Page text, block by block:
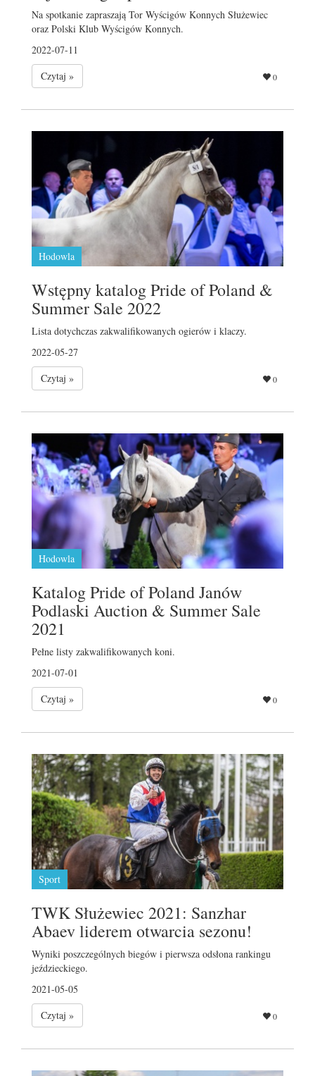
Na spotkanie zapraszają Tor Wyścigów Konnych Służewiec
oraz Polski Klub Wyścigów Konnych.
2022-07-11
Czytaj »
0
Hodowla
Wstępny katalog Pride of Poland &
Summer Sale 2022
Lista dotychczas zakwalifikowanych ogierów i klaczy.
2022-05-27
Czytaj »
0
Hodowla
Katalog Pride of Poland Janów
Podlaski Auction & Summer Sale
2021
Pełne listy zakwalifikowanych koni.
2021-07-01
Czytaj »
0
Sport
TWK Służewiec 2021: Sanzhar
Abaev liderem otwarcia sezonu!
Wyniki poszczególnych biegów i pierwsza odsłona rankingu
jeździeckiego.
2021-05-05
Czytaj »
0